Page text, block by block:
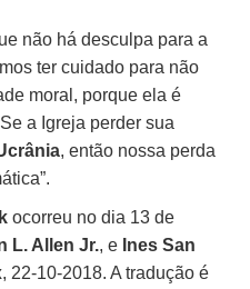
não há desculpa para a
ter cuidado para não
moral, porque ela é
a Igreja perder sua
, então nossa perda
ocorreu no dia 13 de
L. Allen Jr., e Ines San
, 22-10-2018. A tradução é